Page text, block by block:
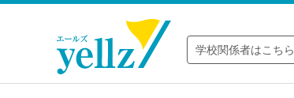
学校関係者はこちら